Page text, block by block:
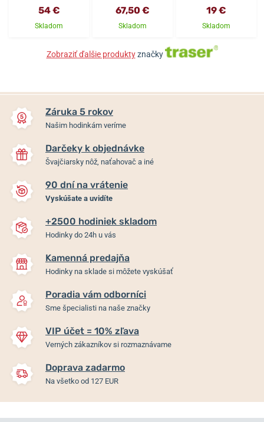
54 €
Skladom
67,50 €
Skladom
19 €
Skladom
Zobraziť ďalšie produktyznačky
Záruka 5 rokov
Našim hodinkám veríme
Darčeky k objednávke
Švajčiarsky nôž, naťahovač a iné
90 dní na vrátenie
Vyskúšate a uvidíte
+2500 hodiniek skladom
Hodinky do 24h u vás
Kamenná predajňa
Hodinky na sklade si môžete vyskúšať
Poradia vám odborníci
Sme špecialisti na naše značky
VIP účet = 10% zľava
Verných zákazníkov si rozmaznávame
Doprava zadarmo
Na všetko od 127 EUR